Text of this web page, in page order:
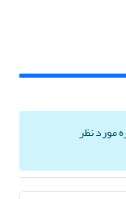
مورد نظر